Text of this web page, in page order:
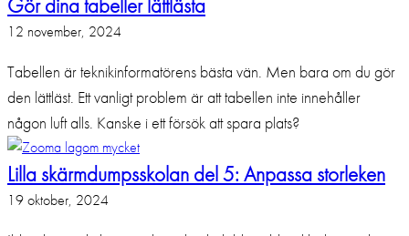
12 november, 2024
Tabellen är teknikinformatörens bästa vän. Men bara om du gör
den lättläst. Ett vanligt problem är att tabellen inte innehåller
någon luft alls. Kanske i ett försök att spara plats?
Lilla skärmdumpsskolan del 5: Anpassa storleken
19 oktober, 2024